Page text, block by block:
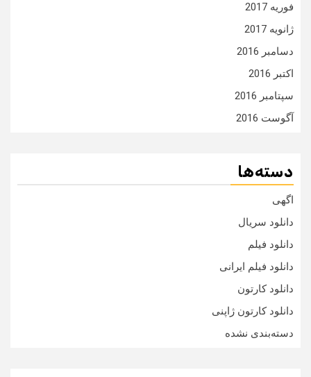
فوریه 2017
ژانویه 2017
دسامبر 2016
اکتبر 2016
سپتامبر 2016
آگوست 2016
دسته‌ها
اگهی
دانلود سریال
دانلود فیلم
دانلود فیلم ایرانی
دانلود کارتون
دانلود کارتون ژاپنی
دسته‌بندی نشده